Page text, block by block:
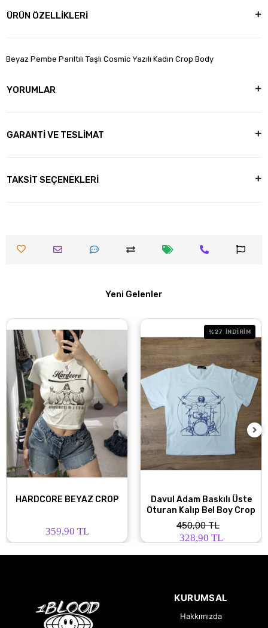
ÜRÜN ÖZELLİKLERİ
Beyaz Pembe Parıltılı Taşlı Cosmic Yazılı Kadın Crop Body
YORUMLAR
GARANTİ VE TESLİMAT
TAKSİT SEÇENEKLERİ
Yeni Gelenler
HARDCORE BEYAZ CROP
359,90 TL
%27 İNDİRİM
Davul Adam Baskılı Üste
Oturan Kalıp Bel Boy Crop
450,00 TL
328,90 TL
KURUMSAL
Hakkımızda